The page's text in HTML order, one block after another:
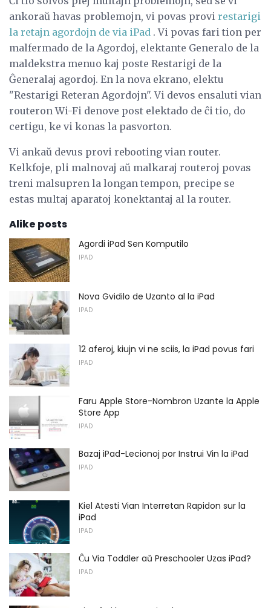
ankoraŭ havas problemojn, vi povas provi restarigi
la retajn agordojn de via iPad . Vi povas fari tion per
malfermado de la Agordoj, elektante Generalo de la
maldekstra menuo kaj poste Restarigi de la
Ĝeneralaj agordoj. En la nova ekrano, elektu
"Restarigi Reteran Agordojn". Vi devos ensaluti vian
routeron Wi-Fi denove post elektado de ĉi tio, do
certigu, ke vi konas la pasvorton.
Vi ankaŭ devus provi rebooting vian router.
Kelkfoje, pli malnovaj aŭ malkaraj routeroj povas
treni malsupren la longan tempon, precipe se
estas multaj aparatoj konektantaj al la router.
Alike posts
Agordi iPad Sen Komputilo
IPAD
Nova Gvidilo de Uzanto al la iPad
IPAD
12 aferoj, kiujn vi ne sciis, la iPad povus fari
IPAD
Faru Apple Store-Nombron Uzante la Apple
Store App
IPAD
Bazaj iPad-Lecionoj por Instrui Vin la iPad
IPAD
Kiel Atesti Vian Interretan Rapidon sur la
iPad
IPAD
Ĉu Via Toddler aŭ Preschooler Uzas iPad?
IPAD